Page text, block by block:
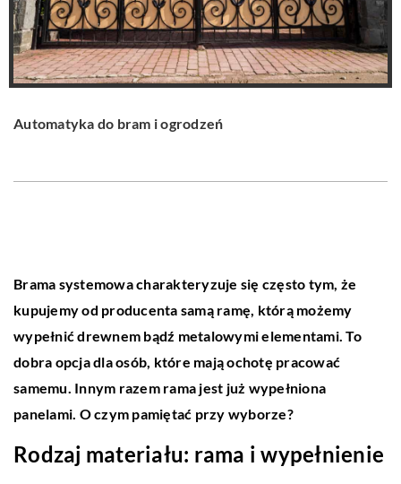
Automatyka do bram i ogrodzeń
Brama systemowa charakteryzuje się często tym, że
kupujemy od producenta samą ramę, którą możemy
wypełnić drewnem bądź metalowymi elementami. To
dobra opcja dla osób, które mają ochotę pracować
samemu. Innym razem rama jest już wypełniona
panelami. O czym pamiętać przy wyborze?
Rodzaj materiału: rama i wypełnienie